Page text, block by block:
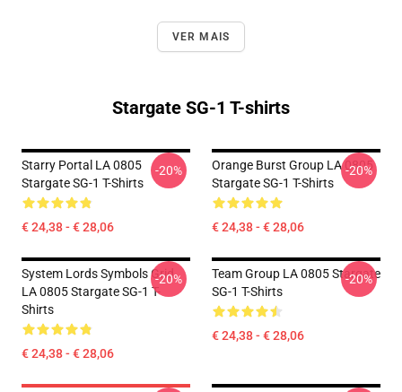
VER MAIS
Stargate SG-1 T-shirts
Starry Portal LA 0805
Stargate SG-1 T-Shirts
€ 24,38 - € 28,06
-20%
Orange Burst Group LA 0805
Stargate SG-1 T-Shirts
€ 24,38 - € 28,06
-20%
System Lords Symbols Grid
LA 0805 Stargate SG-1 T-
Shirts
€ 24,38 - € 28,06
-20%
Team Group LA 0805 Stargate
SG-1 T-Shirts
€ 24,38 - € 28,06
-20%